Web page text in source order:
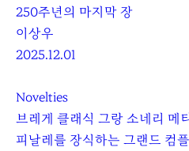
250주년의 마지막 장
이상우
2025.12.01
Novelties
브레게 클래식 그랑 소네리 메
피날레를 장식하는 그랜드 컴